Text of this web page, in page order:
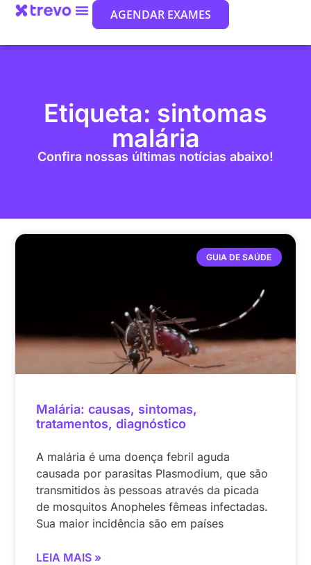
AGENDAR EXAMES
Etiqueta: sintomas
malária
Confira nossas últimas notícias abaixo!
GUIA DE SAÚDE
Malária: causas, sintomas,
tratamentos, diagnóstico
A malária é uma doença febril aguda
causada por parasitas Plasmodium, que são
transmitidos às pessoas através da picada
de mosquitos Anopheles fêmeas infectadas.
Sua maior incidência são em países
LEIA MAIS »